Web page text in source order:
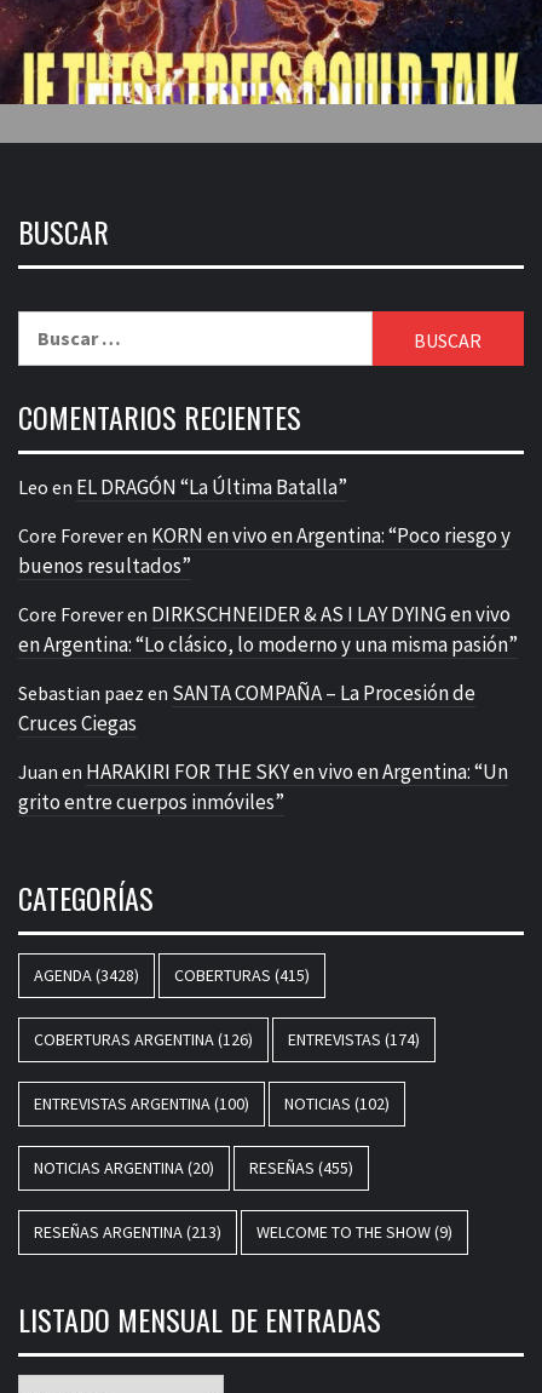
BUSCAR
COMENTARIOS RECIENTES
Leo en EL DRAGÓN “La Última Batalla”
Core Foreveren KORN en vivo en Argentina: “Poco riesgo y
buenos resultados”
Core Foreveren DIRKSCHNEIDER & AS I LAY DYING en vivo
en Argentina: “Lo clásico, lo moderno y una misma pasión”
Sebastian paez en SANTA COMPAÑA – La Procesión de
Cruces Ciegas
Juan en HARAKIRI FOR THE SKY en vivo en Argentina: “Un
grito entre cuerpos inmóviles”
CATEGORÍAS
AGENDA(3428) COBERTURAS (415)
COBERTURAS ARGENTINA(126) ENTREVISTAS (174)
ENTREVISTAS ARGENTINA(100) NOTICIAS (102)
NOTICIAS ARGENTINA(20) RESEÑAS (455)
RESEÑAS ARGENTINA(213) WELCOME TO THE SHOW(9)
LISTADO MENSUAL DE ENTRADAS